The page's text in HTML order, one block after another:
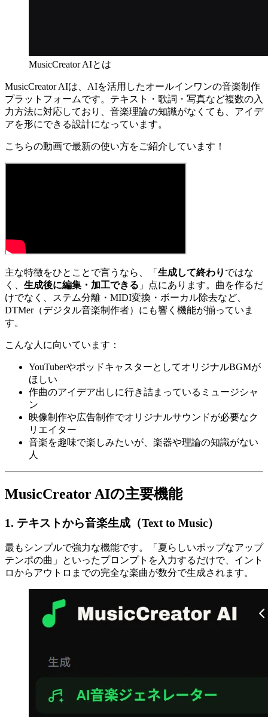
MusicCreator AIとは
MusicCreator AIは、AIを活用したオールインワンの音楽制作
プラットフォームです。テキスト・歌詞・写真など複数の入
力方法に対応しており、音楽理論の知識がなくても、アイデ
アを形にできる設計になっています。
こちらの動画で最新の使い方をご紹介しています！
主な特徴をひとことで言うなら、「 生成して終わり ではな
く、 生成後に編集・加工できる 」点にあります。曲を作るだ
けでなく、ステム分離・MIDI変換・ボーカル除去など、
DTMer（デジタル音楽制作者）にも響く機能が揃っていま
す。
こんな人に向いています：
YouTuberやポッドキャスターとしてオリジナルBGMが
ほしい
作曲のアイデア出しに行き詰まっているミュージシャ
ン
映像制作や広告制作でオリジナルサウンドが必要なク
リエイター
音楽を趣味で楽しみたいが、楽器や理論の知識がない
人
MusicCreator AIの主要機能
1. テキストから音楽生成（Text to Music）
最もシンプルで強力な機能です。「夏らしいポップなアップ
テンポの曲」といったプロンプトを入力するだけで、イント
ロからアウトロまでの完全な楽曲が数分で生成されます。